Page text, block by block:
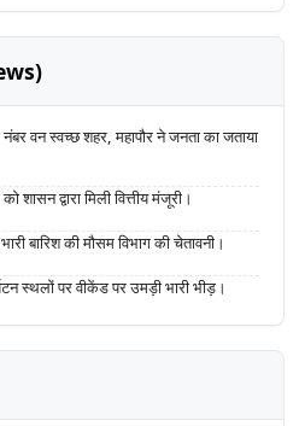
वन स्वच्छ शहर, महापौर ने जनता का जताया
शासन द्वारा मिली वित्तीय मंजूरी।
बारिश की मौसम विभाग की चेतावनी।
स्थलों पर वीकेंड पर उमड़ी भारी भीड़।